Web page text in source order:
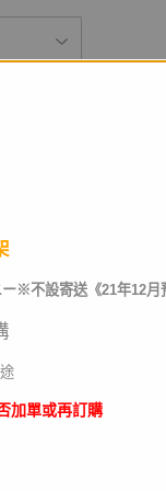
※不設寄送《21年12月
加單或再訂購